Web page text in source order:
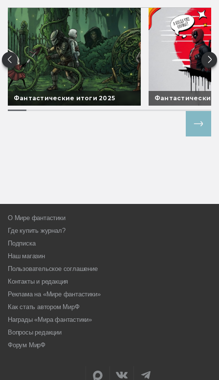
Фантастические итоги 2025 Фантастические
О Мире фантастики
Где купить журнал?
Подписка
Наш магазин
Пользовательское соглашение
Контакты и редакция
Реклама на «Мире фантастики»
Как стать автором МирФ
Награды «Мира фантастики»
Вопросы редакции
Форум МирФ